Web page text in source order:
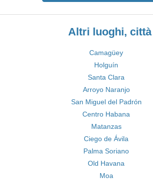
Altri luoghi, città
Camagüey
Holguín
Santa Clara
Arroyo Naranjo
San Miguel del Padrón
Centro Habana
Matanzas
Ciego de Ávila
Palma Soriano
Old Havana
Moa